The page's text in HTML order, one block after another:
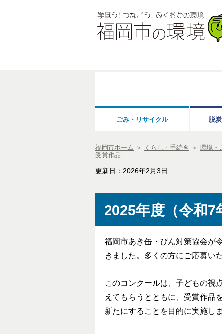
ごみ・リサイクル 脱
福岡市ホーム ＞ くらし・手続き ＞ 環境・
受賞作品
更新日：2026年2月3日
2025年度（令和
福岡市あき缶・びん対策協会が
きました。多くの方にご応募い
このコンクールは、子どもの視
えてもらうとともに、受賞作品
新たにすることを目的に実施し